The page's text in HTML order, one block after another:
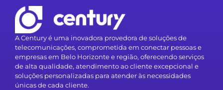
A Century é uma inovadora provedora de soluções de
telecomunicações, comprometida em conectar pessoas e
empresas em Belo Horizonte e região, oferecendo serviços
de alta qualidade, atendimento ao cliente excepcional e
soluções personalizadas para atender às necessidades
únicas de cada cliente.